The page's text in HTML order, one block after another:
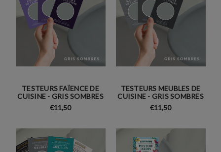
TESTEURS FAÏENCE DE
CUISINE - GRIS SOMBRES
€11,50
TESTEURS MEUBLES DE
CUISINE - GRIS SOMBRES
€11,50